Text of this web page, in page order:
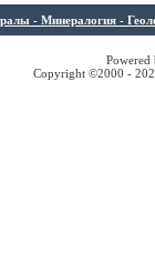
- Минералогия -
Copyright ©2000 -